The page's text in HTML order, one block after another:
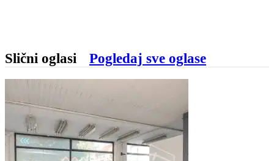
Slični oglasi Pogledaj sve oglase